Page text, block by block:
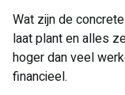
Wat zijn de
laat plant en alles
hoger dan veel
financieel.